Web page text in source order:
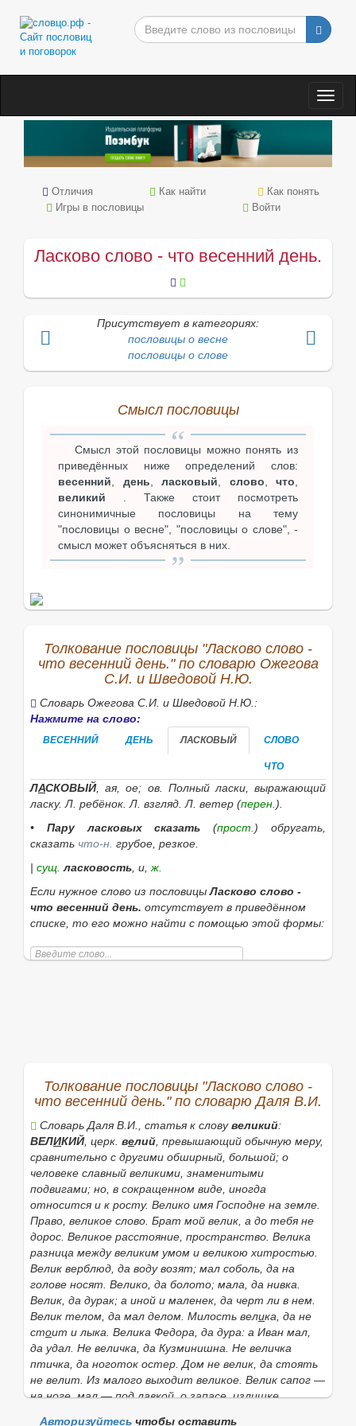
Отличия Как найти
Как понять
Игры в пословицы
Войти
Ласково слово - что весенний день.
Присутствует в категориях:
пословицы о весне
пословицы о слове
Смысл пословицы
Смысл этой пословицы можно понять из
приведённых ниже определений слов:
весенний, день, ласковый, слово, что,
великий . Также стоит посмотреть
синонимичные пословицы на тему
"пословицы о весне", "пословицы о слове", -
смысл может объясняться в них.
Толкование пословицы "Ласково слово -
что весенний день." по словарю Ожегова
С.И. и Шведовой Н.Ю.
Словарь Ожегова С.И. и Шведовой Н.Ю.:
Нажмите на слово:
ВЕСЕННИЙ ДЕНЬ ЛАСКОВЫЙ СЛОВО
ЧТО
ЛАСКОВЫЙ, ая, ое; ов. Полный ласки, выражающий
ласку.Л. ребёнок. Л. взгляд. Л. ветер (перен.).
• Пару ласковых сказать (прост.) обругать,
сказать что-н. грубое, резкое.
| сущ. ласковость, и,ж.
Если нужное слово из пословицыЛасково слово -
что весенний день. отсутствует в приведённом
списке, то его можно найти с помощью этой формы:
Толкование пословицы "Ласково слово -
что весенний день." по словарю Даля В.И.
Словарь Даля В.И., статья к словувеликий:
ВЕЛИКИЙ, церк. велий, превышающий обычную меру,
сравнительно с другими обширный, большой; о
человеке славный великими, знаменитыми
подвигами; но, в сокращенном виде, иногда
относится и к росту. Велико имя Господне на земле.
Право, великое слово. Брат мой велик, а до тебя не
дорос. Великое расстояние, пространство. Велика
разница между великим умом и великою хитростью.
Велик верблюд, да воду возят; мал соболь, да на
голове носят. Велико, да болото; мала, да нивка.
Велик, да дурак; а иной и маленек, да черт ли в нем.
Велик телом, да мал делом. Милость велика, да не
стоит и лыка. Велика Федора, да дура: а Иван мал,
да удал. Не величка, да Кузминишна. Не величка
птичка, да ноготок остер. Дом не велик, да стоять
не велит. Из малого выходит великое. Велик сапог —
на ноге, мал — под лавкой,о запасе, излишке.
Авторизуйтесь чтобы оставить